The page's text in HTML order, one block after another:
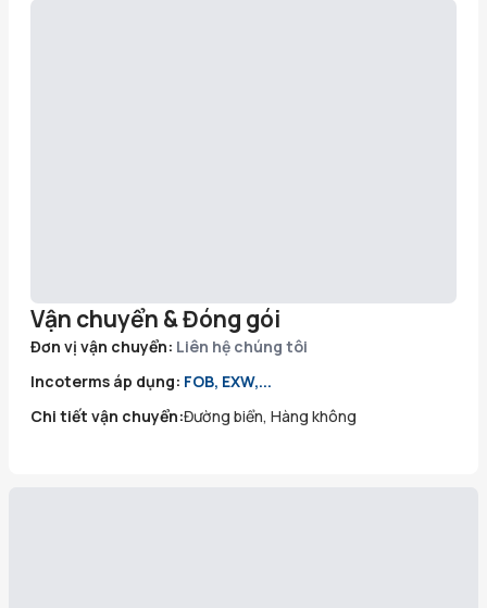
Vận chuyển & Đóng gói
Đơn vị vận chuyển: Liên hệ chúng tôi
Incoterms áp dụng: FOB, EXW,...
Chi tiết vận chuyển:Đường biển, Hàng không